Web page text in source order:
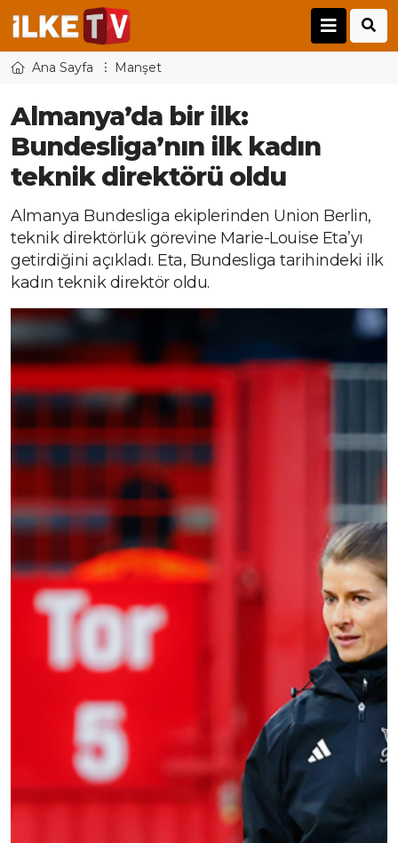
Ana Sayfa Manşet
Almanya’da bir ilk:
Bundesliga’nın ilk kadın
teknik direktörü oldu
Almanya Bundesliga ekiplerinden Union Berlin,
teknik direktörlük görevine Marie-Louise Eta’yı
getirdiğini açıkladı. Eta, Bundesliga tarihindeki ilk
kadın teknik direktör oldu.